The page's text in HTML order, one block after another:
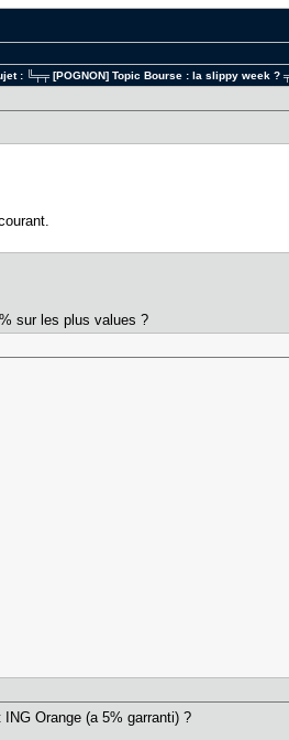
: ╚╤╤ [POGNON] Topic Bourse : la slippy week ?
sur les plus values ?
Orange (a 5% garranti) ?